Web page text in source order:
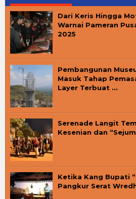
Dari Keris Hingga
Warnai Pameran
2025
Pembangunan
Masuk Tahap
Layer Terbuat …
Serenade Langit
Kesenian dan
Ketika Kang Bupati
Pangkur Serat